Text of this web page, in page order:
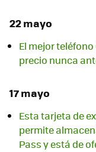
22 mayo
El mejor
precio nunca
17 mayo
Esta tarjeta de
permite
Pass y está de